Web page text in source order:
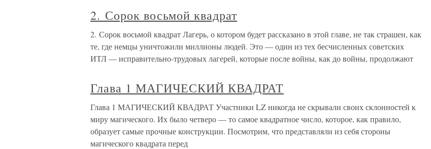
2. Сорок восьмой квадрат
2. Сорок восьмой квадрат Лагерь, о котором будет рассказано в этой главе, не так страшен, как
те, где немцы уничтожили миллионы людей. Это — один из тех бесчисленных советских
ИТЛ — исправительно-трудовых лагерей, которые после войны, как до войны, продолжают
Глава 1 МАГИЧЕСКИЙ КВАДРАТ
Глава 1 МАГИЧЕСКИЙ КВАДРАТ Участники LZ никогда не скрывали своих склонностей к
миру магического. Их было четверо — то самое квадратное число, которое, как правило,
образует самые прочные конструкции. Посмотрим, что представляли из себя стороны
магического квадрата перед